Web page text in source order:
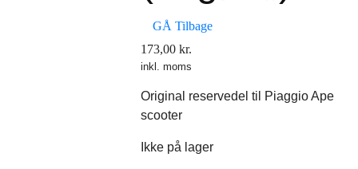
GÅ Tilbage
173,00 kr.
inkl. moms
Original reservedel til Piaggio Ape
scooter
Ikke på lager